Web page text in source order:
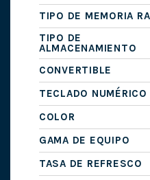
TIPO DE MEMORIA
TIPO DE
ALMACENAMIENTO
CONVERTIBLE
TECLADO NUMÉRICO
COLOR
GAMA DE EQUIPO
TASA DE REFRESCO